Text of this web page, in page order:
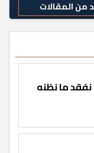
من المقالات
ما نظنه